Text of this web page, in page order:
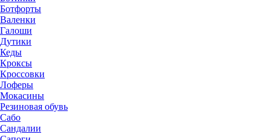
Ботфорты
Валенки
Галоши
Дутики
Кеды
Кроксы
Кроссовки
Лоферы
Мокасины
Резиновая обувь
Сабо
Сандалии